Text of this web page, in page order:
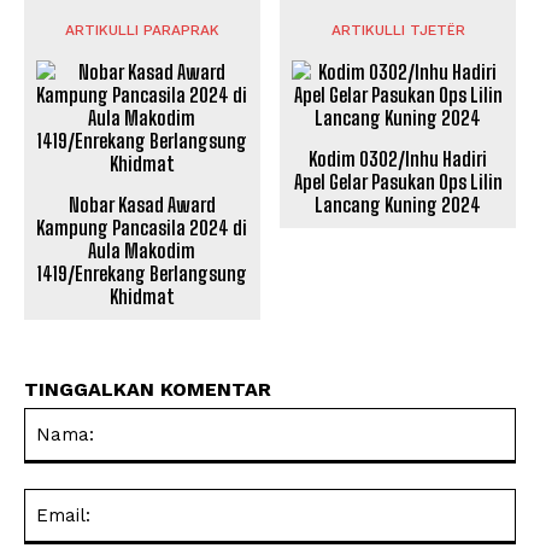
ARTIKULLI PARAPRAK
Nobar Kasad Award
Kampung Pancasila 2024 di
Aula Makodim
1419/Enrekang Berlangsung
Khidmat
ARTIKULLI TJETËR
Kodim 0302/Inhu Hadiri
Apel Gelar Pasukan Ops Lilin
Lancang Kuning 2024
TINGGALKAN KOMENTAR